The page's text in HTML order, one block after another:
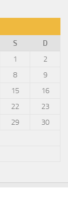
S D
1
2
8
9
15
16
22
23
29
30